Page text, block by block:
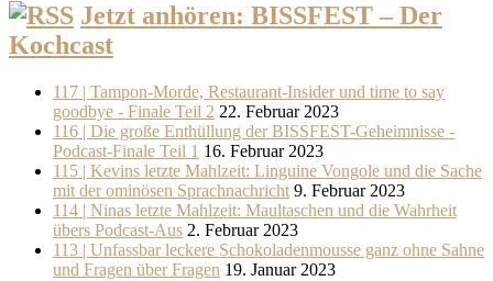
Jetzt anhören: BISSFEST – Der
Kochcast
117 | Tampon-Morde, Restaurant-Insider und time to say
goodbye - Finale Teil 2 22. Februar 2023
116 | Die große Enthüllung der BISSFEST-Geheimnisse -
Podcast-Finale Teil 1 16. Februar 2023
115 | Kevins letzte Mahlzeit: Linguine Vongole und die Sache
mit der ominösen Sprachnachricht 9. Februar 2023
114 | Ninas letzte Mahlzeit: Maultaschen und die Wahrheit
übers Podcast-Aus 2. Februar 2023
113 | Unfassbar leckere Schokoladenmousse ganz ohne Sahne
und Fragen über Fragen 19. Januar 2023